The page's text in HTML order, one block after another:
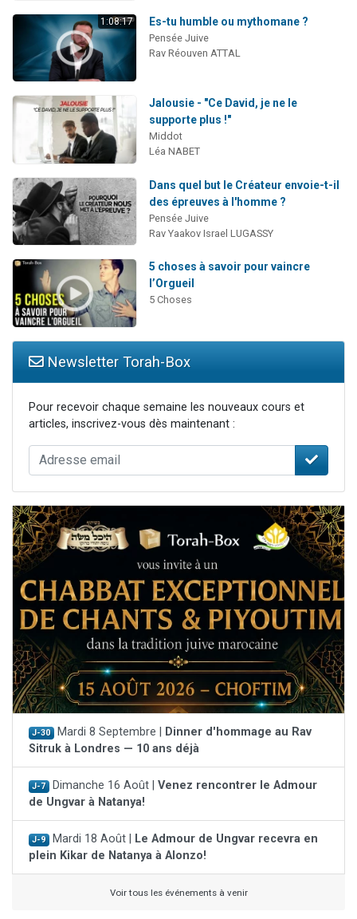
1:08:17 Es-tu humble ou mythomane ?
Pensée Juive
Rav Réouven ATTAL
Jalousie - "Ce David, je ne le
supporte plus !"
Middot
Léa NABET
Dans quel but le Créateur envoie-t-il
des épreuves à l'homme ?
Pensée Juive
Rav Yaakov Israel LUGASSY
5 choses à savoir pour vaincre
l’Orgueil
5 Choses
Newsletter Torah-Box
Pour recevoir chaque semaine les nouveaux cours et
articles, inscrivez-vous dès maintenant :
J-30 Mardi 8 Septembre |
Dinner d'hommage au Rav
Sitruk à Londres — 10 ans déjà
J-7 Dimanche 16 Août | Venez rencontrer le Admour
de Ungvar à Natanya!
J-9 Mardi 18 Août |
Le Admour de Ungvar recevra en
plein Kikar de Natanya à Alonzo!
Voir tous les événements à venir